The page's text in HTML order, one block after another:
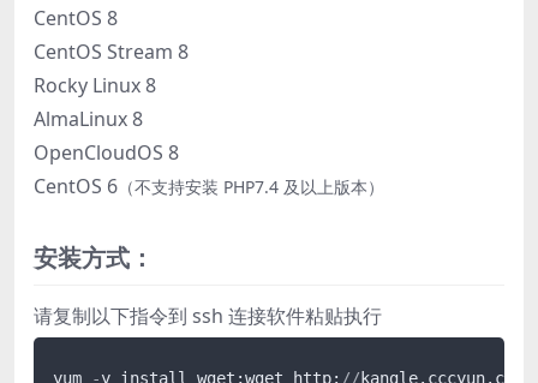
CentOS 8
CentOS Stream 8
Rocky Linux 8
AlmaLinux 8
OpenCloudOS 8
CentOS 6 （不支持安装 PHP7.4 及以上版本）
安装方式：
请复制以下指令到 ssh 连接软件粘贴执行
yum -y install wget;wget http: // kangle.cccyun.cn